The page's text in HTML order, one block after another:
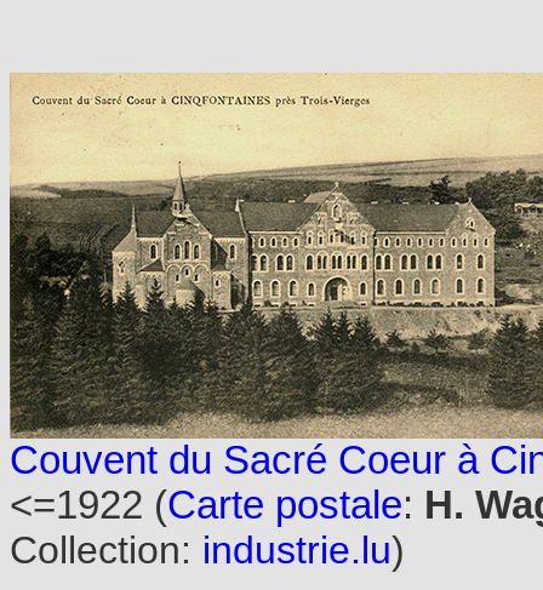
Couvent du Sacré Coeur à
<=1922 (Carte postale: H.
Collection: industrie.lu)